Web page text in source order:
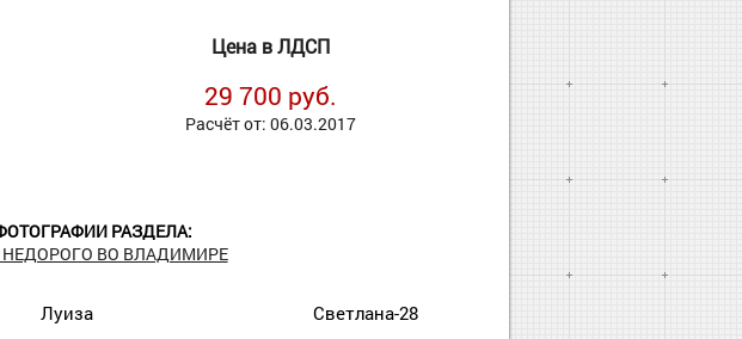
Цена в ЛДСП
29 700 руб.
Расчёт от: 06.03.2017
РАЗДЕЛА:
ВО ВЛАДИМИРЕ
Луиза Светлана-28